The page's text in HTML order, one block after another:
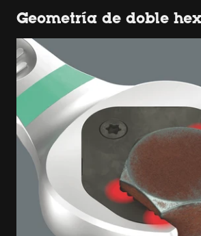
Geometría de doble